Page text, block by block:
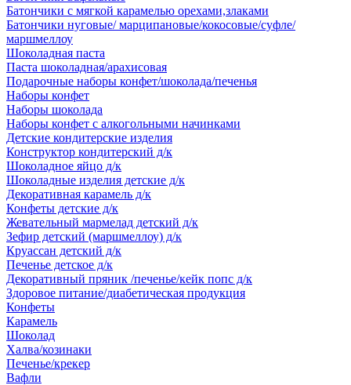
Батончики с мягкой карамелью орехами,злаками
Батончики нуговые/ марципановые/кокосовые/суфле/
маршмеллоу
Шоколадная паста
Паста шоколадная/арахисовая
Подарочные наборы конфет/шоколада/печенья
Наборы конфет
Наборы шоколада
Наборы конфет с алкогольными начинками
Детские кондитерские изделия
Конструктор кондитерский д/к
Шоколадное яйцо д/к
Шоколадные изделия детские д/к
Декоративная карамель д/к
Конфеты детские д/к
Жевательный мармелад детский д/к
Зефир детский (маршмеллоу) д/к
Круассан детский д/к
Печенье детское д/к
Декоративный пряник /печенье/кейк попс д/к
Здоровое питание/диабетическая продукция
Конфеты
Карамель
Шоколад
Халва/козинаки
Печенье/крекер
Вафли